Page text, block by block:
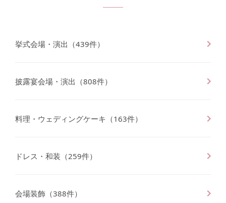
挙式会場・演出 （439件）
披露宴会場・演出 （808件）
料理・ウェディングケーキ （163件）
ドレス・和装 （259件）
会場装飾 （388件）